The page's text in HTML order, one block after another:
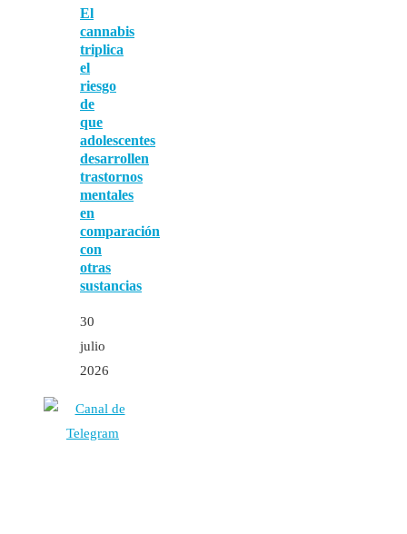
El
cannabis
triplica
el
riesgo
de
que
adolescentes
desarrollen
trastornos
mentales
en
comparación
con
otras
sustancias
30
julio
2026